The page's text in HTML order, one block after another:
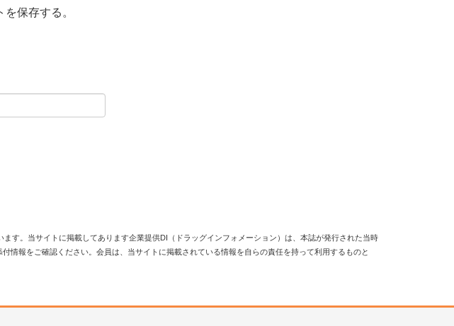
保存する。
す。当サイトに掲載してあります企業提供DI（ドラッグインフォメーション）は、本誌が発行された当時
報をご確認ください。会員は、当サイトに掲載されている情報を自らの責任を持って利用するものと